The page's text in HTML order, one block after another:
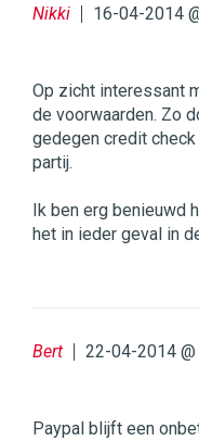
Nikki 16-04-2014
Op zicht interessant
de voorwaarden. Zo
gedegen credit
partij.
Ik ben erg benieuwd
het in ieder geval in
Bert 22-04-2014 @
Paypal blijft een